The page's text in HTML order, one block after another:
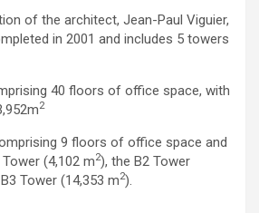
of the architect, Jean-Paul Viguier,
in 2001 and includes 5 towers
40 floors of office space, with
2
9 floors of office space and
(4,102 m2), the B2 Tower
Tower (14,353 m2).